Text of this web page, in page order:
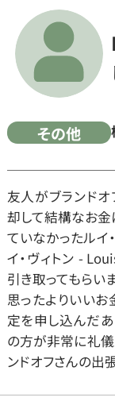
その他
友人がブランド
却して結構なお金
ていなかったルイ
イ・ヴィトン -
引き取ってもらい
思ったよりいいお
定を申し込んだ
の方が非常に礼儀
ンドオフさんの出